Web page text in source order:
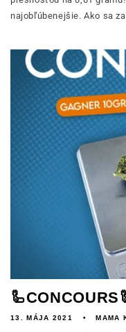
najobľúbenejšie. Ako sa
13. MÁJA 2021 MAMA